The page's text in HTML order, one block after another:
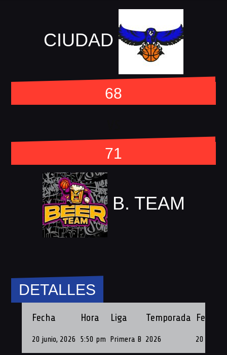
CIUDAD
68
71
B. TEAM
DETALLES
Fecha Hora Liga Temporada Fecha
20 junio, 2026 5:50 pm Primera B 2026 20 de